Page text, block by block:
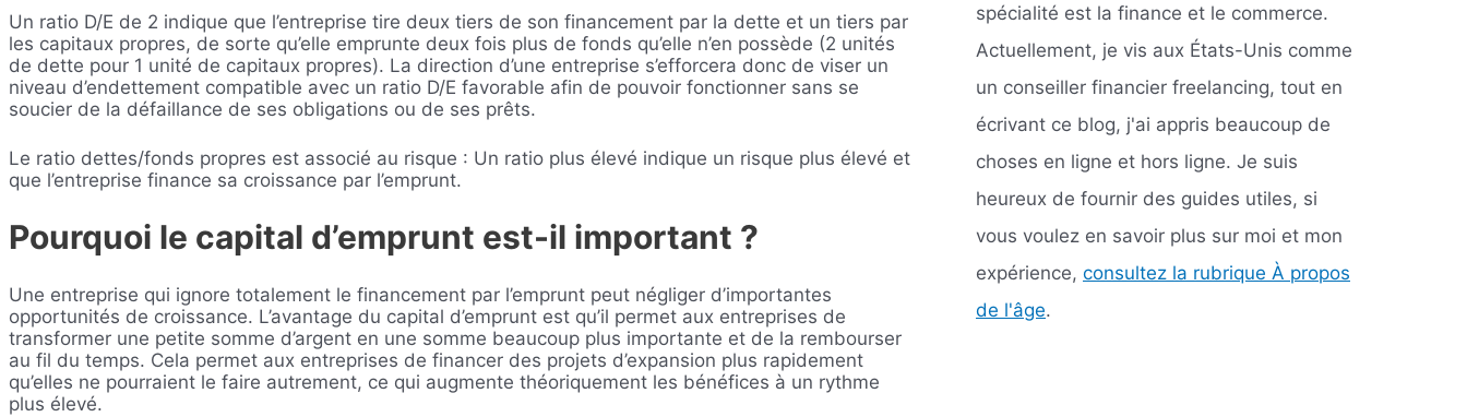
Un ratio D/E de 2 indique que l’entreprise tire deux tiers de son financement par la dette et un tiers par
les capitaux propres, de sorte qu’elle emprunte deux fois plus de fonds qu’elle n’en possède (2 unités
de dette pour 1 unité de capitaux propres). La direction d’une entreprise s’efforcera donc de viser un
niveau d’endettement compatible avec un ratio D/E favorable afin de pouvoir fonctionner sans se
soucier de la défaillance de ses obligations ou de ses prêts.
Le ratio dettes/fonds propres est associé au risque : Un ratio plus élevé indique un risque plus élevé et
que l’entreprise finance sa croissance par l’emprunt.
Pourquoi le capital d’emprunt est-il important ?
Une entreprise qui ignore totalement le financement par l’emprunt peut négliger d’importantes
opportunités de croissance. L’avantage du capital d’emprunt est qu’il permet aux entreprises de
transformer une petite somme d’argent en une somme beaucoup plus importante et de la rembourser
au fil du temps. Cela permet aux entreprises de financer des projets d’expansion plus rapidement
qu’elles ne pourraient le faire autrement, ce qui augmente théoriquement les bénéfices à un rythme
plus élevé.
spécialité est la finance et le commerce.
Actuellement, je vis aux États-Unis comme
un conseiller financier freelancing, tout en
écrivant ce blog, j'ai appris beaucoup de
choses en ligne et hors ligne. Je suis
heureux de fournir des guides utiles, si
vous voulez en savoir plus sur moi et mon
expérience, consultez la rubrique À propos
de l'âge.